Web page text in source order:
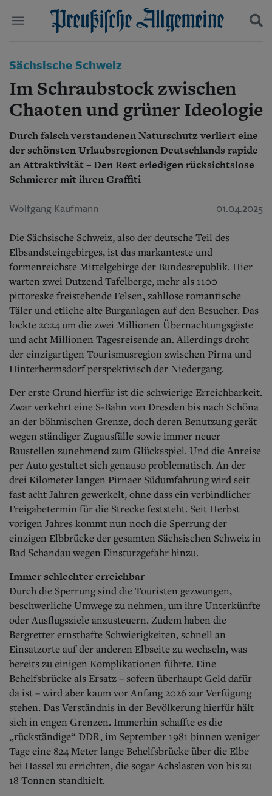
Start
Wer wir sind
Aktuelle Ausgabe
Abonnenten-Login
Abonnent werden
Abo Prämien
Archiv
Mediadaten
Wirtschaft
Panorama
Gesellschaft
Leben
Geschichte
Ostpreußen
Pommern
Berlin-Brandenburg
Danzig und Westpreußen
Kontakt
Impressum
Datenschutz
Suchen und finden
Sächsische Schweiz
Im Schraubstock zwischen
Chaoten und grüner Ideologie
Durch falsch verstandenen Naturschutz verliert eine
der schönsten Urlaubsregionen Deutschlands rapide
an Attraktivität – Den Rest erledigen rücksichtslose
Schmierer mit ihren Graffiti
Wolfgang Kaufmann 01.04.2025
Die Sächsische Schweiz, also der deutsche Teil des
Elbsandsteingebirges, ist das markanteste und
formenreichste Mittelgebirge der Bundesrepublik. Hier
warten zwei Dutzend Tafelberge, mehr als 1100
pittoreske freistehende Felsen, zahllose romantische
Täler und etliche alte Burganlagen auf den Besucher. Das
lockte 2024 um die zwei Millionen Übernachtungsgäste
und acht Millionen Tagesreisende an. Allerdings droht
der einzigartigen Tourismusregion zwischen Pirna und
Hinterhermsdorf perspektivisch der Niedergang.
Der erste Grund hierfür ist die schwierige Erreichbarkeit.
Zwar verkehrt eine S-Bahn von Dresden bis nach Schöna
an der böhmischen Grenze, doch deren Benutzung gerät
wegen ständiger Zugausfälle sowie immer neuer
Baustellen zunehmend zum Glücksspiel. Und die Anreise
per Auto gestaltet sich genauso problematisch. An der
drei Kilometer langen Pirnaer Südumfahrung wird seit
fast acht Jahren gewerkelt, ohne dass ein verbindlicher
Freigabetermin für die Strecke feststeht. Seit Herbst
vorigen Jahres kommt nun noch die Sperrung der
einzigen Elbbrücke der gesamten Sächsischen Schweiz in
Bad Schandau wegen Einsturzgefahr hinzu.
Immer schlechter erreichbar
Durch die Sperrung sind die Touristen gezwungen,
beschwerliche Umwege zu nehmen, um ihre Unterkünfte
oder Ausflugsziele anzusteuern. Zudem haben die
Bergretter ernsthafte Schwierigkeiten, schnell an
Einsatzorte auf der anderen Elbseite zu wechseln, was
bereits zu einigen Komplikationen führte. Eine
Behelfsbrücke als Ersatz – sofern überhaupt Geld dafür
da ist – wird aber kaum vor Anfang 2026 zur Verfügung
stehen. Das Verständnis in der Bevölkerung hierfür hält
sich in engen Grenzen. Immerhin schaffte es die
„rückständige“ DDR, im September 1981 binnen weniger
Tage eine 824 Meter lange Behelfsbrücke über die Elbe
bei Hassel zu errichten, die sogar Achslasten von bis zu
18 Tonnen standhielt.